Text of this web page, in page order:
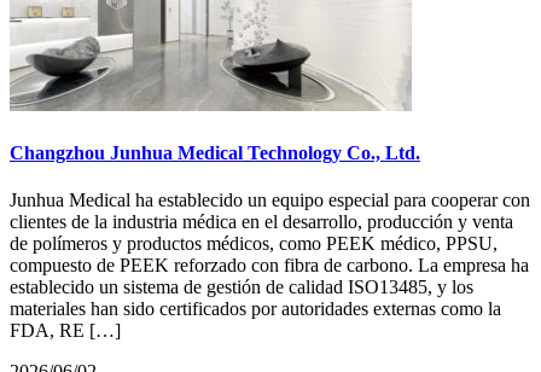
Changzhou Junhua Medical Technology Co., Ltd.
Junhua Medical ha establecido un equipo especial para cooperar con
clientes de la industria médica en el desarrollo, producción y venta
de polímeros y productos médicos, como PEEK médico, PPSU,
compuesto de PEEK reforzado con fibra de carbono. La empresa ha
establecido un sistema de gestión de calidad ISO13485, y los
materiales han sido certificados por autoridades externas como la
FDA, RE […]